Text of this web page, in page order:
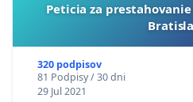
Peticia za
320 podpisov
81 Podpisy / 30 dni
29 Jul 2021